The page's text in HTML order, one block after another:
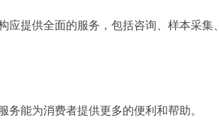
提供全面的服务，包括咨询、样本采集
能为消费者提供更多的便利和帮助。